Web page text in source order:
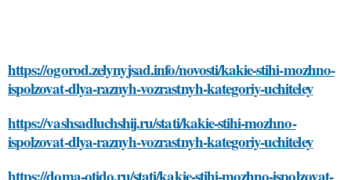
https://ogorod.zelynyjsad.info/novosti/kakie-stihi-mozhno-
ispolzovat-dlya-raznyh-vozrastnyh-kategoriy-uchiteley
https://vashsadluchshij.ru/stati/kakie-stihi-mozhno-
ispolzovat-dlya-raznyh-vozrastnyh-kategoriy-uchiteley
https://doma-otido.ru/stati/kakie-stihi-mozhno-ispolzovat-